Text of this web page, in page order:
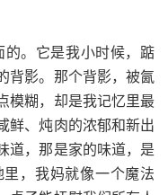
的。它是我小时候，踮
背影。那个背影，被氤
模糊，却是我记忆里最
鲜、炖肉的浓郁和新出
道，那是家的味道，是
，我妈就像一个魔法